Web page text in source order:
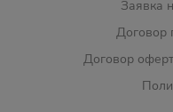
Заявка
Договор
Договор